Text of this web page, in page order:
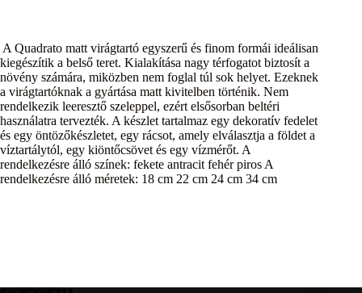
A Quadrato matt virágtartó egyszerű és finom formái ideálisan
kiegészítik a belső teret. Kialakítása nagy térfogatot biztosít a
növény számára, miközben nem foglal túl sok helyet. Ezeknek
a virágtartóknak a gyártása matt kivitelben történik. Nem
rendelkezik leeresztő szeleppel, ezért elsősorban beltéri
használatra tervezték. A készlet tartalmaz egy dekoratív fedelet
és egy öntözőkészletet, egy rácsot, amely elválasztja a földet a
víztartálytól, egy kiöntőcsövet és egy vízmérőt. A
rendelkezésre álló színek: fekete antracit fehér piros A
rendelkezésre álló méretek: 18 cm 22 cm 24 cm 34 cm